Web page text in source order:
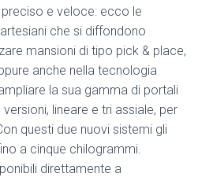
e veloce: ecco le
che si diffondono
mansioni di tipo pick & place,
anche nella tecnologia
la sua gamma di portali
lineare e tri assiale, per
questi due nuovi sistemi gli
a cinque chilogrammi.
direttamente a